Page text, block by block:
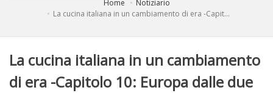
a cura dell'Accademia dei Georgofili
Home
Notiziario
La cucina italiana in un cambiamento di era -Capit...
La cucina italiana in un cambiamento
di era -Capitolo 10: Europa dalle due